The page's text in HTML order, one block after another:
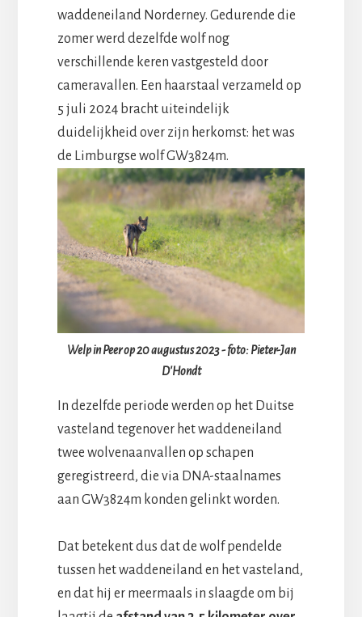
waddeneiland Norderney. Gedurende die
zomer werd dezelfde wolf nog
verschillende keren vastgesteld door
cameravallen. Een haarstaal verzameld op
5 juli 2024 bracht uiteindelijk
duidelijkheid over zijn herkomst: het was
de Limburgse wolf GW3824m.
Welp in Peer op 20 augustus 2023 - foto: Pieter-Jan
D'Hondt
In dezelfde periode werden op het Duitse
vasteland tegenover het waddeneiland
twee wolvenaanvallen op schapen
geregistreerd, die via DNA-staalnames
aan GW3824m konden gelinkt worden.
Dat betekent dus dat de wolf pendelde
tussen het waddeneiland en het vasteland,
en dat hij er meermaals in slaagde om bij